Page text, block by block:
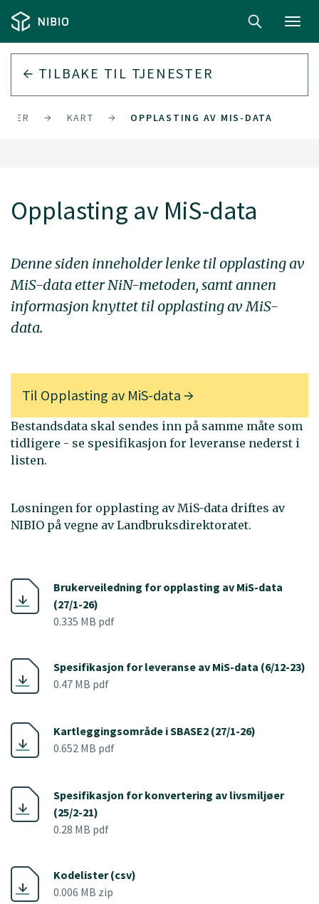
TILBAKE TIL TJENESTER
KART OPPLASTING AV MIS-DATA
Opplasting av MiS-data
Denne siden inneholder lenke til opplasting av
MiS-data etter NiN-metoden, samt annen
informasjon knyttet til opplasting av MiS-
data.
Til Opplasting av MiS-data
Bestandsdata skal sendes inn på samme måte som
tidligere - se spesifikasjon for leveranse nederst i
listen.
Løsningen for opplasting av MiS-data driftes av
NIBIO på vegne av Landbruksdirektoratet.
Brukerveiledning for opplasting av MiS-data
(27/1-26)
0.335 MB pdf
Spesifikasjon for leveranse av MiS-data (6/12-23)
0.47 MB pdf
Kartleggingsområde i SBASE2 (27/1-26)
0.652 MB pdf
Spesifikasjon for konvertering av livsmiljøer
(25/2-21)
0.28 MB pdf
Kodelister (csv)
0.006 MB zip